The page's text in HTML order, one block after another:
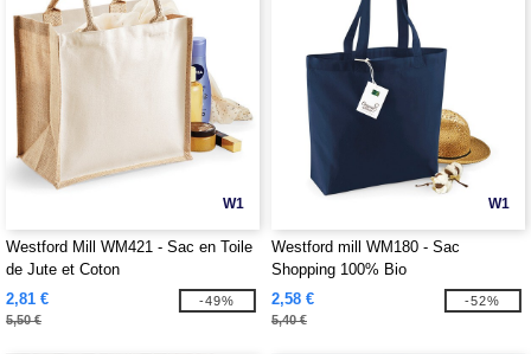
W1
Westford Mill WM421 - Sac en Toile
de Jute et Coton
2,81 €
5,50 €
-49%
W1
Westford mill WM180 - Sac
Shopping 100% Bio
2,58 €
5,40 €
-52%